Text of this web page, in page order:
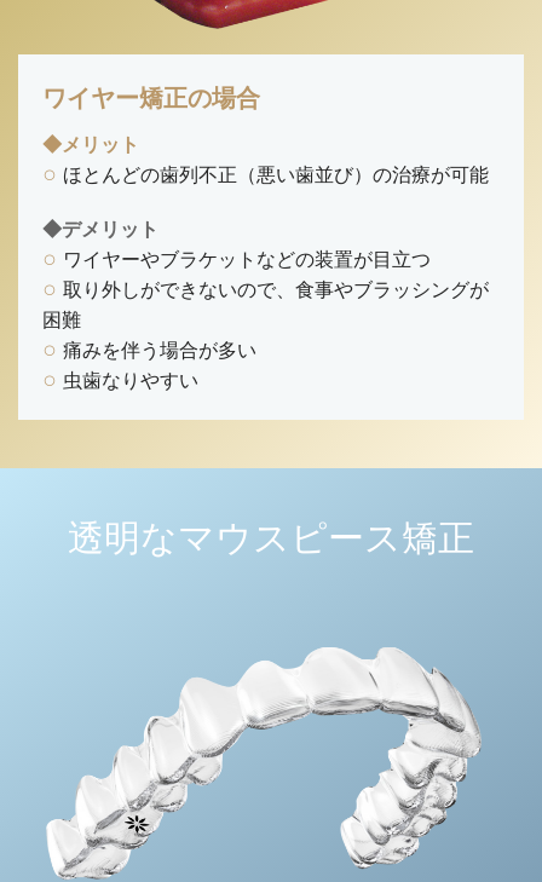
ワイヤー矯正の場合
◆メリット
ほとんどの歯列不正（悪い歯並び）の治療が可能
◆デメリット
ワイヤーやブラケットなどの装置が目立つ
取り外しができないので、食事やブラッシングが
困難
痛みを伴う場合が多い
虫歯なりやすい
透明なマウスピース矯正